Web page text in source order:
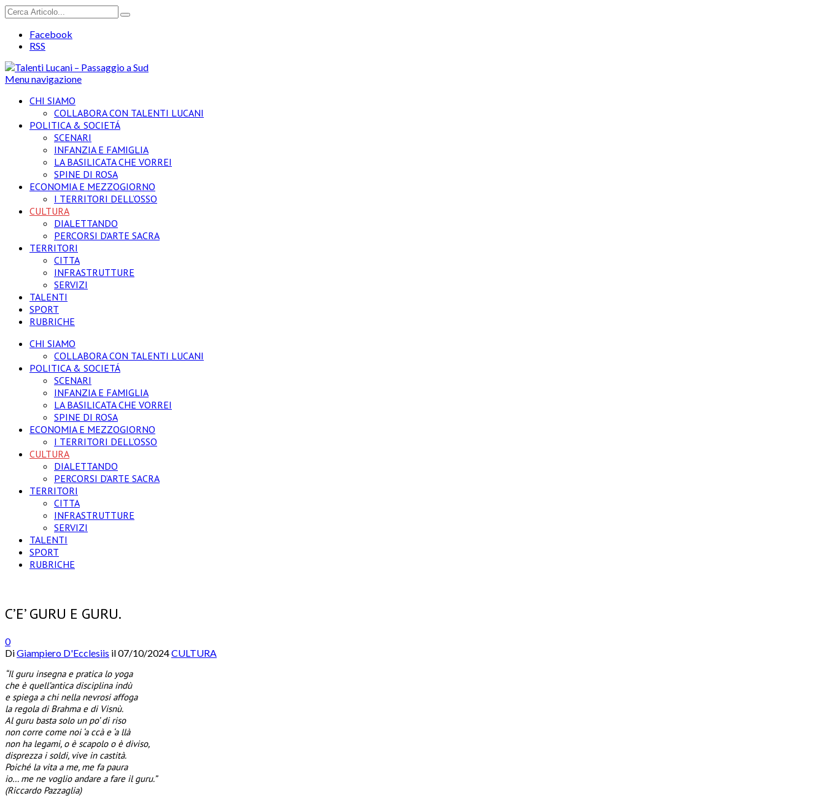
Facebook
RSS
Menu navigazione
CHI SIAMO
COLLABORA CON TALENTI LUCANI
POLITICA & SOCIETÁ
SCENARI
INFANZIA E FAMIGLIA
LA BASILICATA CHE VORREI
SPINE DI ROSA
ECONOMIA E MEZZOGIORNO
I TERRITORI DELL’OSSO
CULTURA
DIALETTANDO
PERCORSI D’ARTE SACRA
TERRITORI
CITTA
INFRASTRUTTURE
SERVIZI
TALENTI
SPORT
RUBRICHE
CHI SIAMO
COLLABORA CON TALENTI LUCANI
POLITICA & SOCIETÁ
SCENARI
INFANZIA E FAMIGLIA
LA BASILICATA CHE VORREI
SPINE DI ROSA
ECONOMIA E MEZZOGIORNO
I TERRITORI DELL’OSSO
CULTURA
DIALETTANDO
PERCORSI D’ARTE SACRA
TERRITORI
CITTA
INFRASTRUTTURE
SERVIZI
TALENTI
SPORT
RUBRICHE
C’E’ GURU E GURU.
0
DiGiampiero D'Ecclesiis il07/10/2024CULTURA
“Il guru insegna e pratica lo yoga
che è quell’antica disciplina indù
e spiega a chi nella nevrosi affoga
la regola di Brahma e di Visnù.
Al guru basta solo un po’ di riso
non corre come noi ‘a ccà e ‘a llà
non ha legami, o è scapolo o è diviso,
disprezza i soldi, vive in castità.
Poiché la vita a me, me fa paura
io… me ne voglio andare a fare il guru.”
(Riccardo Pazzaglia)